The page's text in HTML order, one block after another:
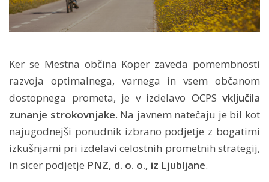
Ker se Mestna občina Koper zaveda pomembnosti
razvoja optimalnega, varnega in vsem občanom
dostopnega prometa, je v izdelavo OCPS vključila
zunanje strokovnjake. Na javnem natečaju je bil kot
najugodnejši ponudnik izbrano podjetje z bogatimi
izkušnjami pri izdelavi celostnih prometnih strategij,
in sicer podjetje PNZ, d. o. o., iz Ljubljane.